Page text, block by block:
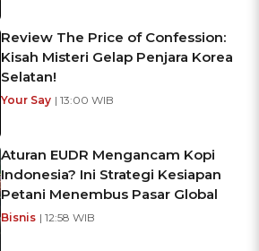
Review The Price of Confession:
Kisah Misteri Gelap Penjara Korea
Selatan!
Your Say | 13:00 WIB
Aturan EUDR Mengancam Kopi
Indonesia? Ini Strategi Kesiapan
Petani Menembus Pasar Global
Bisnis | 12:58 WIB